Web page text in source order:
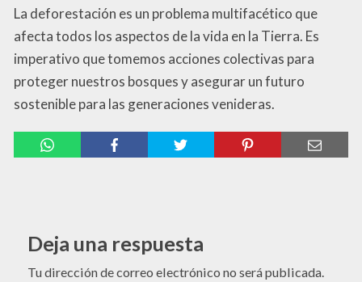
La deforestación es un problema multifacético que
afecta todos los aspectos de la vida en la Tierra. Es
imperativo que tomemos acciones colectivas para
proteger nuestros bosques y asegurar un futuro
sostenible para las generaciones venideras.
Deja una respuesta
Tu dirección de correo electrónico no será publicada.